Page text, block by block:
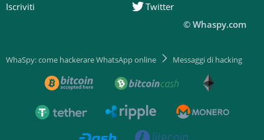
Iscriviti
Twitter
© Whaspy.com
WhaSpy: come hackerare WhatsApp online Messaggi di hacking